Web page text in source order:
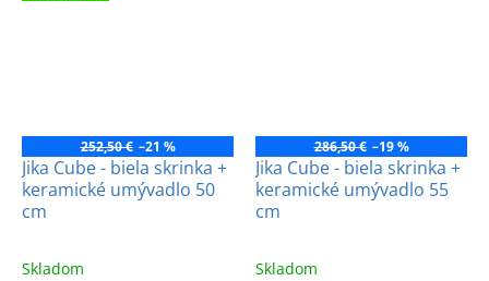
252,50 € –21 %
Jika Cube - biela skrinka +
keramické umývadlo 50
cm
Skladom
286,50 € –19 %
Jika Cube - biela skrinka +
keramické umývadlo 55
cm
Skladom